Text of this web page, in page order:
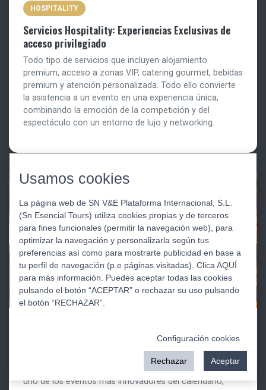
HOSPITALITY
Servicios Hospitality: Experiencias Exclusivas de
acceso privilegiado
Todo tipo de servicios que incluyen alojamiento
premium, acceso a zonas VIP, catering gourmet, bebidas
premium y atención personalizada. Todo ello convierte
la asistencia a un evento en una experiencia única,
combinando la emoción de la competición y del
espectáculo con un entorno de lujo y networking.
F1 llega a Madrid del 11 al 13 de septiembre 2026
El Gran Premio de Fórmula 1 de Madrid se perfila como
uno de los eventos más innovadores del calendario,
Usamos cookies
La página web de SN V&E Plataforma Internacional, S.L.
(Sn Esencial Tours) utiliza cookies propias y de terceros
para fines funcionales (permitir la navegación web), para
optimizar la navegación y personalizarla según tus
preferencias así como para mostrarte publicidad en base a
tu perfil de navegación (p.e páginas visitadas). Clica AQUÍ
para más información. Puedes aceptar todas las cookies
pulsando el botón “ACEPTAR” o rechazar su uso pulsando
el botón “RECHAZAR”.
Configuración cookies
Rechazar Aceptar